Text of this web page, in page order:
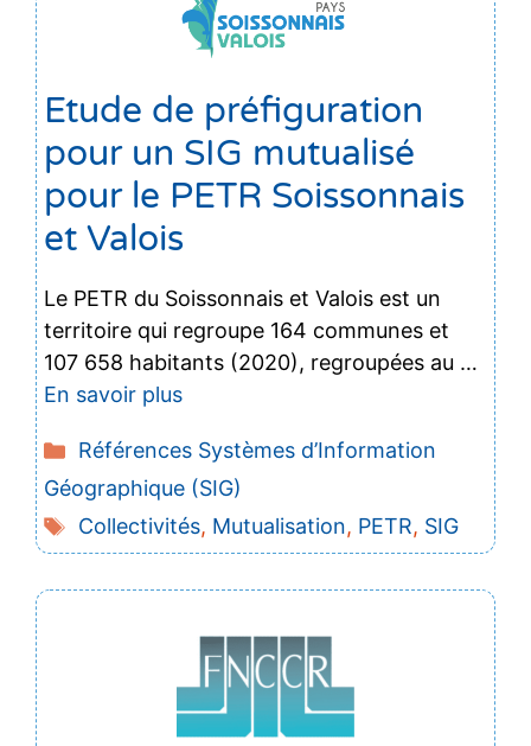
Etude de préfiguration
pour un SIG mutualisé
pour le PETR Soissonnais
et Valois
Le PETR du Soissonnais et Valois est un
territoire qui regroupe 164 communes et
107 658 habitants (2020), regroupées au …
En savoir plus
Catégories
Références Systèmes d’Information
Géographique (SIG)
Étiquettes
Collectivités, Mutualisation, PETR, SIG